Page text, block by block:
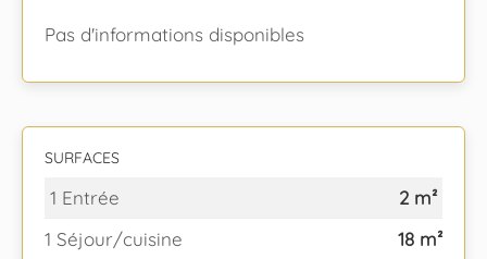
Pas d'informations disponibles
SURFACES
1 Entrée
2 m²
1 Séjour/cuisine
18 m²